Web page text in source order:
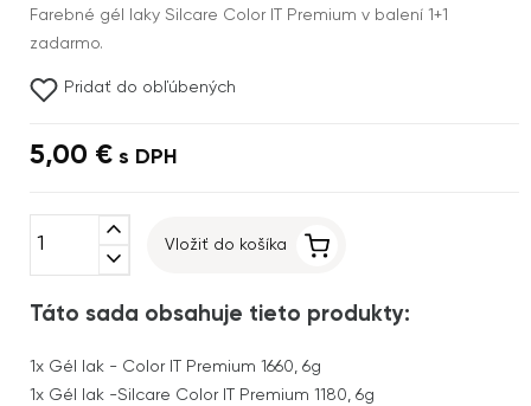
Farebné gél laky Silcare Color IT Premium v balení 1+1
zadarmo.
Pridať do obľúbených
5,00 € s DPH
expand_less
expand_more
Vložiť do košíka
Táto sada obsahuje tieto produkty:
1x Gél lak - Color IT Premium 1660, 6g
1x Gél lak -Silcare Color IT Premium 1180, 6g